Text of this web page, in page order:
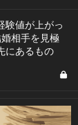
験値が上がっ
相手を見極
にあるもの